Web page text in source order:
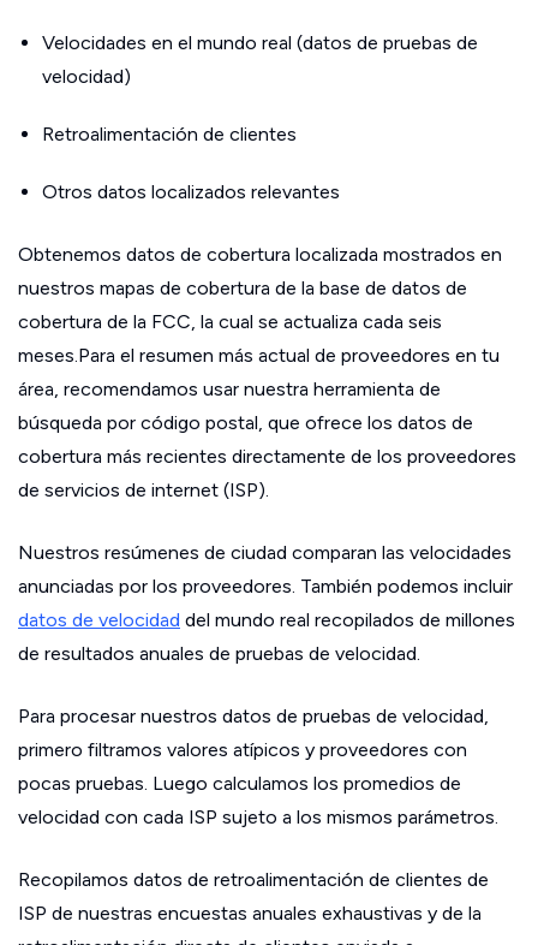
Velocidades en el mundo real (datos de pruebas de
velocidad)
Retroalimentación de clientes
Otros datos localizados relevantes
Obtenemos datos de cobertura localizada mostrados en
nuestros mapas de cobertura de la base de datos de
cobertura de la FCC, la cual se actualiza cada seis
meses.Para el resumen más actual de proveedores en tu
área, recomendamos usar nuestra herramienta de
búsqueda por código postal, que ofrece los datos de
cobertura más recientes directamente de los proveedores
de servicios de internet (ISP).
Nuestros resúmenes de ciudad comparan las velocidades
anunciadas por los proveedores. También podemos incluir
datos de velocidad del mundo real recopilados de millones
de resultados anuales de pruebas de velocidad.
Para procesar nuestros datos de pruebas de velocidad,
primero filtramos valores atípicos y proveedores con
pocas pruebas. Luego calculamos los promedios de
velocidad con cada ISP sujeto a los mismos parámetros.
Recopilamos datos de retroalimentación de clientes de
ISP de nuestras encuestas anuales exhaustivas y de la